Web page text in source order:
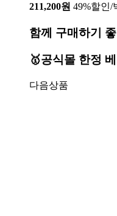
211,200원 49%할인/
함께 구매하기
🥇공식몰 한정
다음상품